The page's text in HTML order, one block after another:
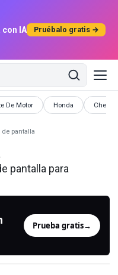
IA Pruébalo gratis →
De Motor
de pantalla Honda
Fondos de pantalla
de pantalla
pantalla para
Prueba gratis→